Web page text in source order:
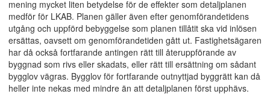
mening mycket liten betydelse för de effekter som detaljplanen
medför för LKAB. Planen gäller även efter genomförandetidens
utgång och uppförd bebyggelse som planen tillåtit ska vid inlösen
ersättas, oavsett om genomförandetiden gått ut. Fastighetsägaren
har då också fortfarande antingen rätt till återuppförande av
byggnad som rivs eller skadats, eller rätt till ersättning om sådant
bygglov vägras. Bygglov för fortfarande outnyttjad byggrätt kan då
heller inte nekas med mindre än att detaljplanen först upphävs.